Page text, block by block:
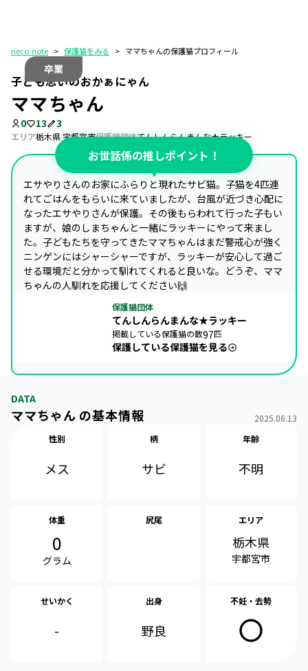
neco-note > 保護猫をみる > ママちゃんの保護猫プロフィール
卒業
子ども思いのおかぁにゃん
ママちゃん
0 13 3
エリア栃木県 宇都宮市保護猫団体てんしんらんまんな★ラッキー
お世話係の推しポイント！
エサやりさんのお家にふらりと現れたサビ猫。子猫を4匹連
れてごはんをもらいに来ていましたが、台風が近づき心配に
なったエサやりさんが保護。その後もらわれて行った子もい
ますが、娘のしまちゃんと一緒にラッキーにやって来まし
た。子どもたちを守ってきたママちゃんはまだ警戒心が強く
ニンゲンにはシャーシャーですが、ラッキーが安心して過ご
せる環境だと分かって馴れてくれると良いな。どうぞ、ママ
ちゃんの人馴れを応援してください🙌
保護猫団体
てんしんらんまんな★ラッキー
掲載している保護猫の数97匹
保護している保護猫を見る
DATA
ママちゃん の基本情報
2025.06.13
性別
メス
柄
サビ
年齢
不明
体重
0
グラム
尻尾 エリア
栃木県
宇都宮市
せいかく
-
出身
野良
不妊・去勢